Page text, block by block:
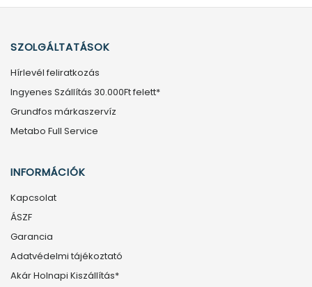
SZOLGÁLTATÁSOK
Hírlevél feliratkozás
Ingyenes Szállítás 30.000Ft felett*
Grundfos márkaszervíz
Metabo Full Service
INFORMÁCIÓK
Kapcsolat
ÁSZF
Garancia
Adatvédelmi tájékoztató
Akár Holnapi Kiszállítás*